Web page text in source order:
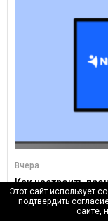
Вчера
Как настроить
NetHunt CRM
200
Этот сайт использует
подтвердить
сайте,